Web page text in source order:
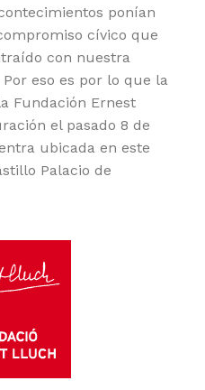
ponían
cívico que
con nuestra
eso es por lo que la
Fundación Ernest
el pasado 8 de
ubicada en este
Palacio de